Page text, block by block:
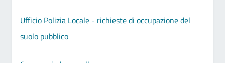
Ufficio Polizia Locale - richieste di occupazione del
suolo pubblico